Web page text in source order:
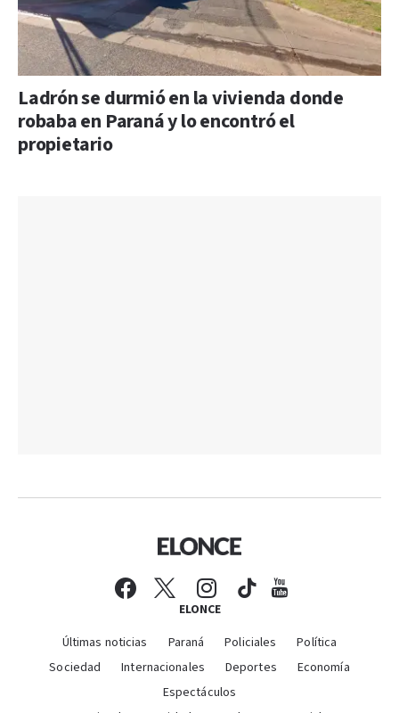
Ladrón se durmió en la vivienda donde
robaba en Paraná y lo encontró el
propietario
ELONCE
Últimas noticias Paraná Policiales
Política
Sociedad
Internacionales Deportes
Economía
Espectáculos